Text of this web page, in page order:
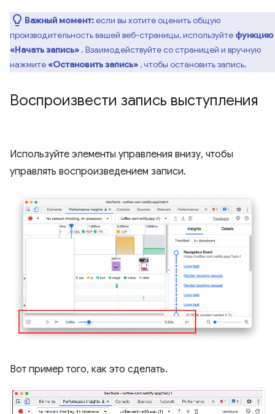
Важный момент:если вы хотите оценить общую
производительность вашей веб-страницы, используйте функцию
«Начать запись» . Взаимодействуйте со страницей и вручную
нажмите«Остановить запись» , чтобы остановить запись.
Воспроизвести запись выступления
Используйте элементы управления внизу, чтобы
управлять воспроизведением записи.
Вот пример того, как это сделать.